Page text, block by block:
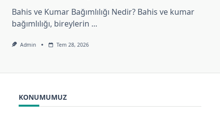
Bahis ve Kumar Bağımlılığı Nedir? Bahis ve kumar
bağımlılığı, bireylerin ...
Admin Tem 28, 2026
KONUMUMUZ